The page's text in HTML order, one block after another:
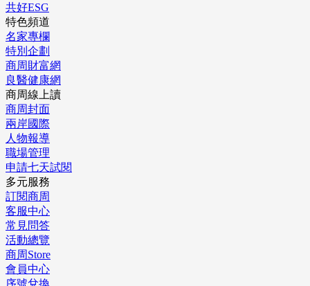
共好ESG
特色頻道
名家專欄
特別企劃
商周財富網
良醫健康網
商周線上讀
商周封面
兩岸國際
人物報導
職場管理
申請七天試閱
多元服務
訂閱商周
客服中心
常見問答
活動總覽
商周Store
會員中心